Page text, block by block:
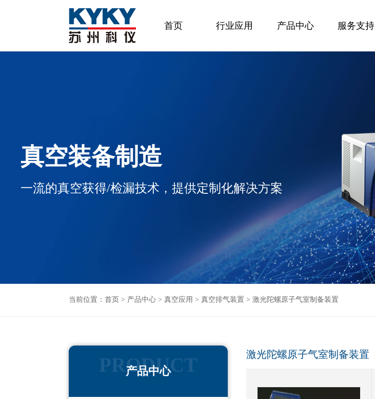
首页 行业应用 产品中心 服务支持
真空装备制造
一流的真空获得/检漏技术，提供定制化解决方案
当前位置：首页 > 产品中心 >真空应用 >真空排气装置 >激光陀螺原子气室制备装置
产品中心
激光陀螺原子气室制备装置